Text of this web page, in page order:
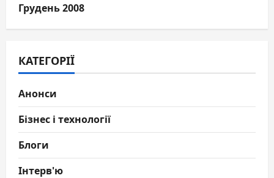
Грудень 2008
КАТЕГОРІЇ
Анонси
Бізнес і технології
Блоги
Інтерв'ю